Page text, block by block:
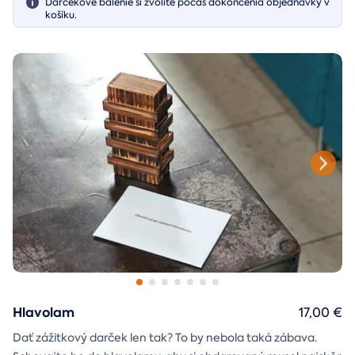
košíku.
Hlavolam
Dať zážitkový darček len tak? To by nebola taká zábava.
17,00 €